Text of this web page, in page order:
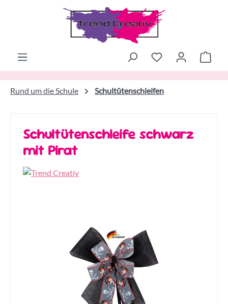
Zum Hauptinhalt springen
Rund um die Schule Schultütenschleifen
Schultütenschleife schwarz
mit Pirat
Bildergalerie überspringen